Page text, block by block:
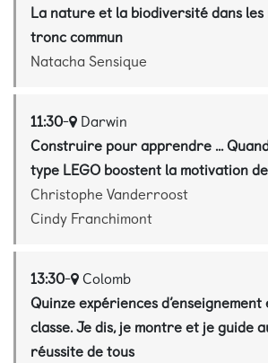
La nature et la biodiversité dans
tronc commun
Natacha Sensique
11:30- Darwin
Construire pour apprendre ...
type LEGO boostent la motivation
Christophe Vanderroost
Cindy Franchimont
13:30- Colomb
Quinze expériences
classe. Je dis, je montre et je guide
réussite de tous